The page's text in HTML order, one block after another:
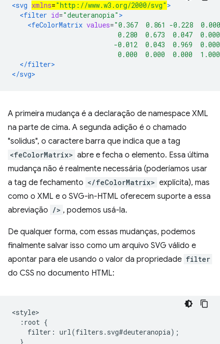
<svg xmlns="http://www.w3.org/2000/svg" >
<filter id="deuteranopia" >
<feColorMatrix values="0.367  0.861 -0.228
0.280  0.673  0.047  0.000
-0.012  0.043  0.969  0.000
0.000  0.000  0.000  1.000
</filter>
</svg>
A primeira mudança é a declaração de namespace XML
na parte de cima. A segunda adição é o chamado
"solidus", o caractere barra que indica que a tag
<feColorMatrix> abre e fecha o elemento. Essa última
mudança não é realmente necessária (poderíamos usar
a tag de fechamento </feColorMatrix> explícita), mas
como o XML e o SVG-in-HTML oferecem suporte a essa
abreviação /> , podemos usá-la.
De qualquer forma, com essas mudanças, podemos
finalmente salvar isso como um arquivo SVG válido e
apontar para ele usando o valor da propriedade filter
do CSS no documento HTML:
<style>
  :root {
    filter: url(filters.svg#deuteranopia);
  }